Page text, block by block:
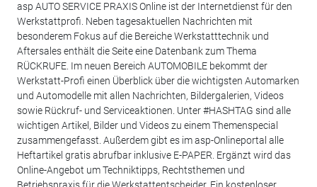
asp AUTO SERVICE PRAXIS Online ist der Internetdienst für den
Werkstattprofi. Neben tagesaktuellen Nachrichten mit
besonderem Fokus auf die Bereiche Werkstatttechnik und
Aftersales enthält die Seite eine Datenbank zum Thema
RÜCKRUFE. Im neuen Bereich AUTOMOBILE bekommt der
Werkstatt-Profi einen Überblick über die wichtigsten Automarken
und Automodelle mit allen Nachrichten, Bildergalerien, Videos
sowie Rückruf- und Serviceaktionen. Unter #HASHTAG sind alle
wichtigen Artikel, Bilder und Videos zu einem Themenspecial
zusammengefasst. Außerdem gibt es im asp-Onlineportal alle
Heftartikel gratis abrufbar inklusive E-PAPER. Ergänzt wird das
Online-Angebot um Techniktipps, Rechtsthemen und